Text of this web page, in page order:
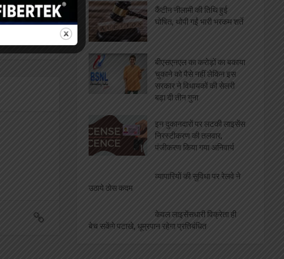
कैंटीन नीलामी की तिथि हुई
घोषित, थोपी गईं भारी भरकम शर्ते
बीएसएनएल का करोड़ों का बकाया
चुकाने को पैसे नहीं लेकिन इस
सरकार ने विधायकों की सेलरी
बढ़ा दी तीन गुना
इन दुकानदारों पर लटकी लाइसेंस
निरस्टीकरण की तलवार,
पंजीकरण किया गया अनिवार्य
व्यापारियों की सुविधा पर रेलवे ने
उठाये ठोस कदम
केवल लाइसेंसधारी विक्रेता ही
बेच सकेंगे पटाखे, धूम्रपान रहेगा प्रतिबंधित